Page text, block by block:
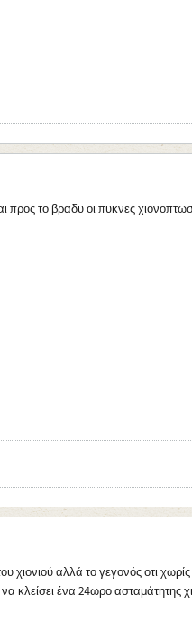
το βραδυ οι πυκνες
χιονιού αλλά το γεγονός οτι
κλείσει ένα 24ωρο